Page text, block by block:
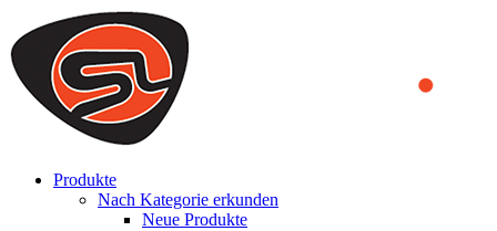
We use cookies to ensure that we provide you the best experience
on our website. By continuing to browse this website, you accept
that cookies are used to help us analyze how the website is used and
to offer you a better experience. To learn more or to find out how
you can disable cookies, you can access our
Produkte
Nach Kategorie erkunden
Neue Produkte